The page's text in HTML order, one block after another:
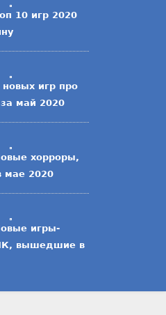
10 игр 2020
новых игр про
май 2020
хорроры,
2020
игры-
вышедшие в